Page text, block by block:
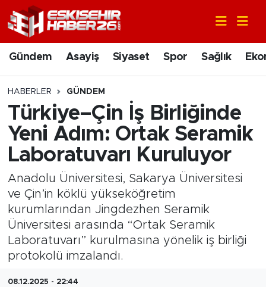
Gündem Asayiş Siyaset Spor Sağlık
HABERLER GÜNDEM
Türkiye–Çin İş Birliğinde
Yeni Adım: Ortak Seramik
Laboratuvarı Kuruluyor
Anadolu Üniversitesi, Sakarya Üniversitesi
ve Çin’in köklü yükseköğretim
kurumlarından Jingdezhen Seramik
Üniversitesi arasında “Ortak Seramik
Laboratuvarı” kurulmasına yönelik iş birliği
protokolü imzalandı.
08.12.2025 - 22:44
Gündem
Asayiş
Siyaset
Spor
Ekonomi
Eğitim
Sanat
Nöbetçi Eczaneler
Hava Durumu
Trafik Durumu
Süper Lig Puan Durumu ve Fikstür
Son Dakika Haberleri
Haber Arşivi